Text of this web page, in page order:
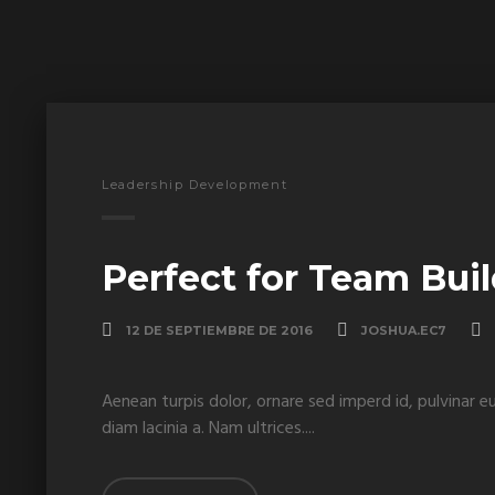
Leadership Development
Perfect for Team
12 DE SEPTIEMBRE DE 2016 JOSHUA.EC7
Aenean turpis dolor, ornare sed imperd id, pulvinar
diam lacinia a. Nam ultrices....